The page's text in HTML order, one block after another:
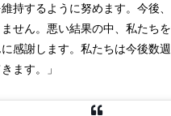
持するように努めます。今後
せん。悪い結果の中、私たち
感謝します。私たちは今後数
ます。」